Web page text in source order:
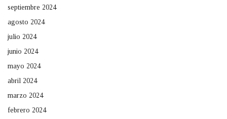
septiembre 2024
agosto 2024
julio 2024
junio 2024
mayo 2024
abril 2024
marzo 2024
febrero 2024